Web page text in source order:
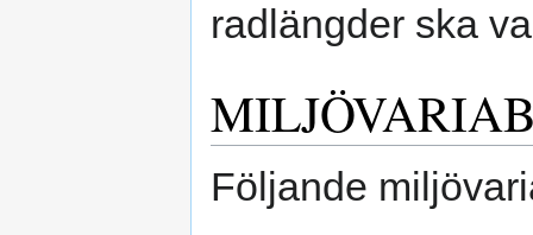
radlängder ska
Följande